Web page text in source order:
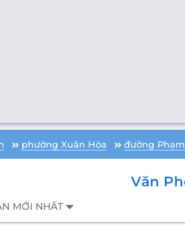
phường Xuân Hòa đường
Văn
MỚI NHẤT